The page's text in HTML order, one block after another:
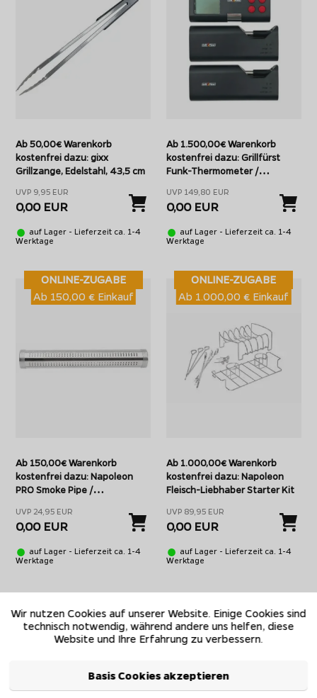
Ab 50,00€ Warenkorb
kostenfrei dazu: gixx
Grillzange, Edelstahl, 43,5 cm
UVP 9,95 EUR
0,00 EUR
auf Lager - Lieferzeit ca. 1-4
Werktage
Ab 1.500,00€ Warenkorb
kostenfrei dazu: Grillfürst
Funk-Thermometer /
mit 2 Bluetooth
Temperaturfühlern
UVP 149,80 EUR
0,00 EUR
auf Lager - Lieferzeit ca. 1-4
Werktage
Ab 150,00€ Warenkorb
kostenfrei dazu: Napoleon
PRO Smoke Pipe /
UVP 24,95 EUR
0,00 EUR
auf Lager - Lieferzeit ca. 1-4
Werktage
ONLINE-ZUGABE
Ab 150,00 € Einkauf
Ab 1.000,00€ Warenkorb
kostenfrei dazu: Napoleon
Fleisch-Liebhaber Starter Kit
UVP 89,95 EUR
0,00 EUR
auf Lager - Lieferzeit ca. 1-4
Werktage
ONLINE-ZUGABE
Ab 1.000,00 € Einkauf
Wir nutzen Cookies auf unserer Website. Einige Cookies sind
technisch notwendig, während andere uns helfen, diese
Website und Ihre Erfahrung zu verbessern.
Basis Cookies akzeptieren